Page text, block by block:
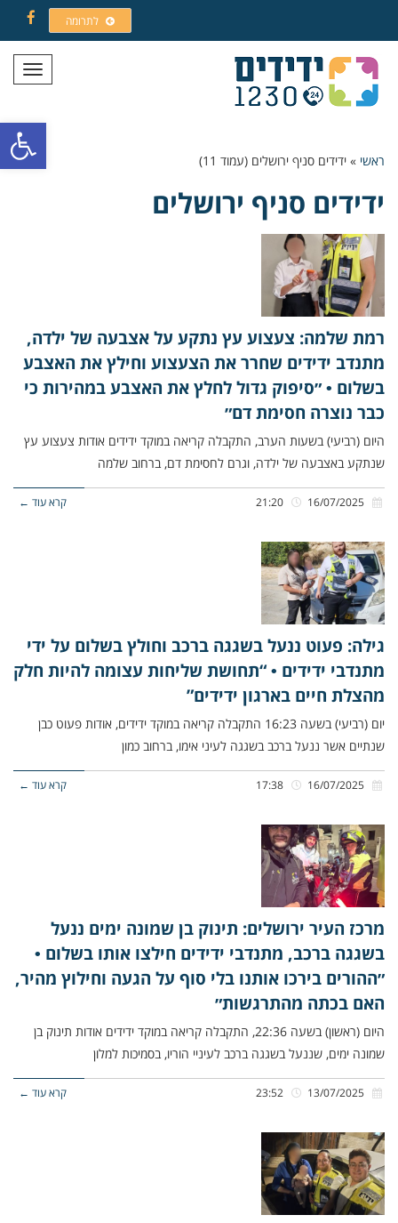
פתח
לתרומה
תפריט
ראשי » ידידים סניף ירושלים (עמוד 11)
ידידים סניף ירושלים
רמת שלמה: צעצוע עץ נתקע על אצבעה של ילדה,
מתנדב ידידים שחרר את הצעצוע וחילץ את האצבע
בשלום • ״סיפוק גדול לחלץ את האצבע במהירות כי
כבר נוצרה חסימת דם״
היום (רביעי) בשעות הערב, התקבלה קריאה במוקד ידידים אודות צעצוע עץ
שנתקע באצבעה של ילדה, וגרם לחסימת דם, ברחוב שלמה
קרא עוד ←
גילה: פעוט ננעל בשגגה ברכב וחולץ בשלום על ידי
מתנדבי ידידים • “תחושת שליחות עצומה להיות חלק
מהצלת חיים בארגון ידידים”
יום (רביעי) בשעה 16:23 התקבלה קריאה במוקד ידידים, אודות פעוט כבן
שנתיים אשר ננעל ברכב בשגגה לעיני אימו, ברחוב כמון
קרא עוד ←
מרכז העיר ירושלים: תינוק בן שמונה ימים ננעל
בשגגה ברכב, מתנדבי ידידים חילצו אותו בשלום •
״ההורים בירכו אותנו בלי סוף על הגעה וחילוץ מהיר,
האם בכתה מהתרגשות״
היום (ראשון) בשעה 22:36, התקבלה קריאה במוקד ידידים אודות תינוק בן
שמונה ימים, שננעל בשגגה ברכב לעיניי הוריו, בסמיכות למלון
קרא עוד ←